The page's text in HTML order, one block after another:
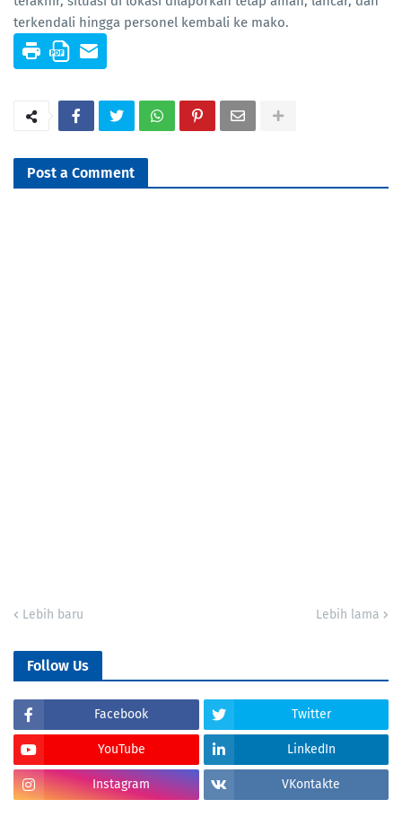
terkendali hingga personel kembali ke mako.
Post a Comment
Lebih baru Lebih lama
Follow Us
Facebook Twitter
YouTube LinkedIn
Instagram VKontakte